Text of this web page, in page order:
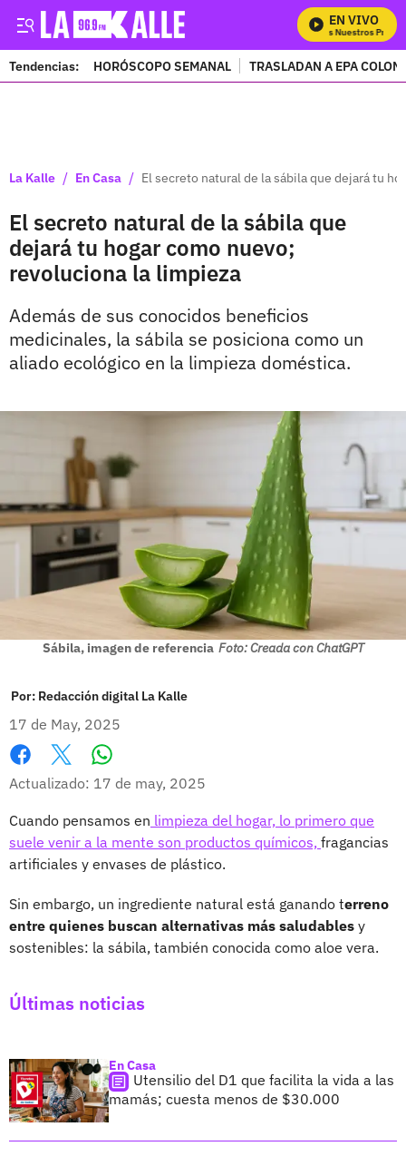
EN VIVO
Mira Todos Nuestros
Tendencias: HORÓSCOPO SEMANAL TRASLADAN A EPA
La Kalle / En Casa / El secreto natural de la sábila que dejará tu
El secreto natural de la sábila que
dejará tu hogar como nuevo;
revoluciona la limpieza
Además de sus conocidos beneficios
medicinales, la sábila se posiciona como un
aliado ecológico en la limpieza doméstica.
Sábila, imagen de referencia Foto: Creada con ChatGPT
Por: Redacción digital La Kalle
17 de May, 2025
Facebook
X
Actualizado: 17 de may, 2025
Cuando pensamos en limpieza del hogar, lo primero que
suele venir a la mente son productos químicos, fragancias
artificiales y envases de plástico.
Sin embargo, un ingrediente natural está ganando terreno
entre quienes buscan alternativas más saludables y
sostenibles: la sábila, también conocida como aloe vera.
Últimas noticias
En Casa
Utensilio del D1 que facilita la vida a las
mamás; cuesta menos de $30.000